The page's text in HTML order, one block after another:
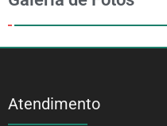
Atendimento